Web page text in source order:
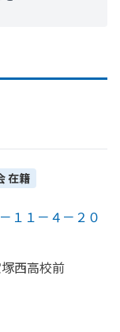
在籍
１１－４－２０
西高校前